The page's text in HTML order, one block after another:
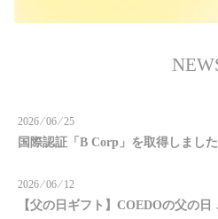
2026 ⁄ 06 ⁄ 25
国際認証「B Corp」を取得しました
2026 ⁄ 06 ⁄ 12
【父の日ギフト】COEDOの父の